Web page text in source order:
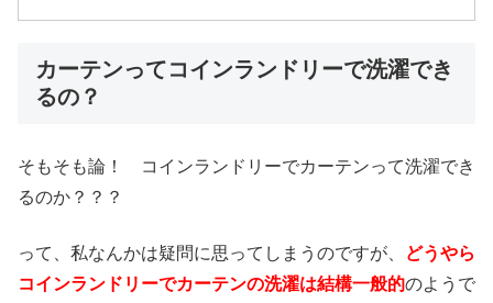
カーテンってコインランドリーで洗濯でき
るの？
そもそも論！ コインランドリーでカーテンって洗濯でき
るのか？？？
って、私なんかは疑問に思ってしまうのですが、
どうやら
コインランドリーでカーテンの洗濯は結構一般的のようで